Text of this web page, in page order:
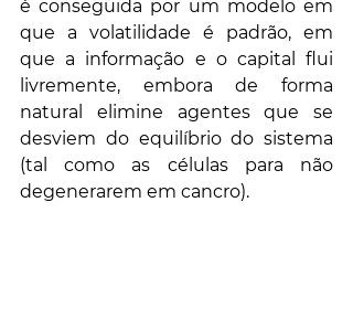
é conseguida por um modelo em
que a volatilidade é padrão, em
que a informação e o capital flui
livremente, embora de forma
natural elimine agentes que se
desviem do equilíbrio do sistema
(tal como as células para não
degenerarem em cancro).